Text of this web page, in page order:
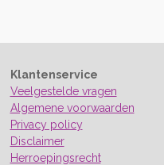
Klantenservice
Veelgestelde vragen
Algemene voorwaarden
Privacy policy
Disclaimer
Herroepingsrecht